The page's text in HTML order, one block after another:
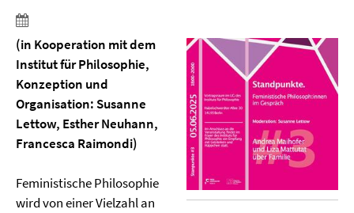
(in Kooperation mit dem
Institut für Philosophie,
Konzeption und
Organisation: Susanne
Lettow, Esther Neuhann,
Francesca Raimondi)
Feministische Philosophie
wird von einer Vielzahl an